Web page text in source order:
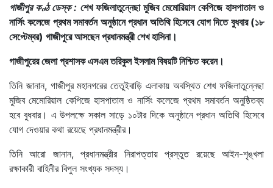
গাজীপুর কণ্ঠ ডেস্ক : শেখ ফজিলাতুন্নেছা মুজিব মেমোরিয়াল কেপিজে হাসপাতাল ও
নার্সিং কলেজে প্রথম সমাবর্তন অনুষ্ঠানে প্রধান অতিথি হিসেবে যোগ দিতে বুধবার (১৮
সেপ্টেম্বর) গাজীপুরে আসছেন প্রধানমন্ত্রী শেখ হাসিনা।
গাজীপুরের জেলা প্রশাসক এসএম তরিকুল ইসলাম বিষয়টি নিশ্চিত করেন।
তিনি জানান, গাজীপুর মহানগরের তেতুইবাড়ি এলাকায় অবস্থিত শেখ ফজিলাতুন্নেছা
মুজিব মেমোরিয়াল কেপিজে হাসপাতাল ও নার্সিং কলেজে প্রথম সমাবর্তন অনুষ্ঠিতব্য
হবে বুধবার। এ উপলক্ষে সকাল সাড়ে ১০টার দিকে অনুষ্ঠানে প্রধান অতিথি হিসেবে
যোগ দেওয়ার কথা রয়েছে প্রধানমন্ত্রীর।
তিনি আরো জানান, প্রধানমন্ত্রীর নিরাপত্তায় প্রস্তুত রয়েছে আইন-শৃঙ্খলা
রক্ষাকারী বাহিনীর বিপুল সংখ্যক সদস্য।